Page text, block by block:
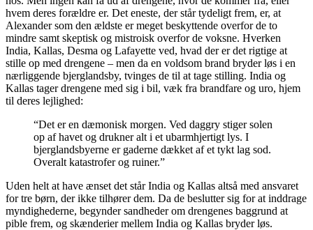
hvem deres forældre er. Det eneste, der står tydeligt frem, er, at
Alexander som den ældste er meget beskyttende overfor de to
mindre samt skeptisk og mistroisk overfor de voksne. Hverken
India, Kallas, Desma og Lafayette ved, hvad der er det rigtige at
stille op med drengene – men da en voldsom brand bryder løs i en
nærliggende bjerglandsby, tvinges de til at tage stilling. India og
Kallas tager drengene med sig i bil, væk fra brandfare og uro, hjem
til deres lejlighed:
“Det er en dæmonisk morgen. Ved daggry stiger solen
op af havet og drukner alt i et ubarmhjertigt lys. I
bjerglandsbyerne er gaderne dækket af et tykt lag sod.
Overalt katastrofer og ruiner.”
Uden helt at have ænset det står India og Kallas altså med ansvaret
for tre børn, der ikke tilhører dem. Da de beslutter sig for at inddrage
myndighederne, begynder sandheder om drengenes baggrund at
pible frem, og skænderier mellem India og Kallas bryder løs.